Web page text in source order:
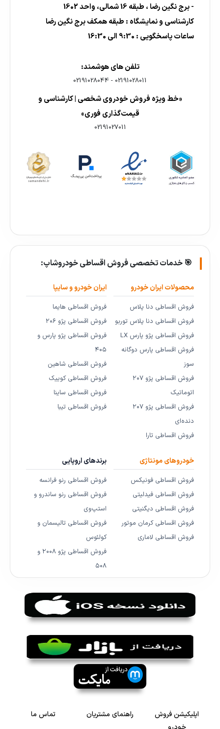
- برج نگین رضا ، طبقه 16 شمالی، واحد 1602
کارشناسی و نمایشگاه : طبقه همکف برج نگین رضا
ساعات پاسخگویی : 9:30 الی 16:30
تلفن های هوشمند:
02191028011
-
02191028044
«خط ویژه فروش خودروی شخصی | کارشناسی و
قیمت‌گذاری فوری»
02191027011
🎯 خدمات تخصصی فروش اقساطی خودروشاپ:
محصولات ایران خودرو
فروش اقساطی دنا پلاس
فروش اقساطی دنا پلاس توربو
فروش اقساطی پژو پارس LX
فروش اقساطی پارس دوگانه
سوز
فروش اقساطی پژو ۲۰۷
اتوماتیک
فروش اقساطی پژو ۲۰۷
دنده‌ای
فروش اقساطی تارا
ایران خودرو و سایپا
فروش اقساطی هایما
فروش اقساطی پژو ۲۰۶
فروش اقساطی پژو پارس و
۴۰۵
فروش اقساطی شاهین
فروش اقساطی کوییک
فروش اقساطی ساینا
فروش اقساطی تیبا
خودروهای مونتاژی
فروش اقساطی فونیکس
فروش اقساطی فیدلیتی
فروش اقساطی دیگنیتی
فروش اقساطی کرمان موتور
فروش اقساطی لاماری
برندهای اروپایی
فروش اقساطی رنو فرانسه
فروش اقساطی رنو ساندرو و
استپ‌وی
فروش اقساطی تالیسمان و
کولئوس
فروش اقساطی پژو ۲۰۰۸ و
۵۰۸
اپلیکیشن فروش
راهنمای مشتریان تماس ما